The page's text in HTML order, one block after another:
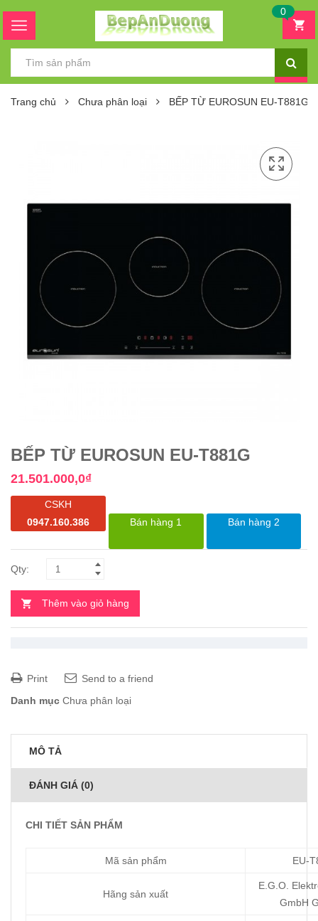
0
Trang chủ Chưa phân loại BẾP TỪ EUROSUN EU-T881G
BẾP TỪ EUROSUN EU-T881G
21.501.000,0₫
CSKH
0947.160.386
Bán hàng 1 Bán hàng 2
Thêm vào giỏ hàng
Print
Send to a friend
Danh mục Chưa phân loại
MÔ TẢ
ĐÁNH GIÁ (0)
CHI TIẾT SẢN PHẨM
Mã sản phẩm EU-
Hãng sản xuất
E.G.O.
GmbH